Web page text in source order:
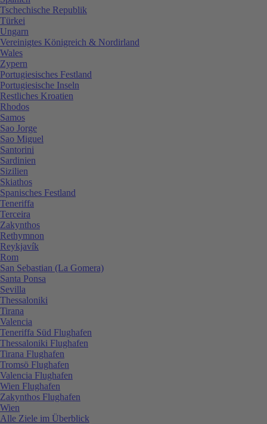
Tschechische Republik
Türkei
Ungarn
Vereinigtes Königreich & Nordirland
Wales
Zypern
Portugiesisches Festland
Portugiesische Inseln
Restliches Kroatien
Rhodos
Samos
Sao Jorge
Sao Miguel
Santorini
Sardinien
Sizilien
Skiathos
Spanisches Festland
Teneriffa
Terceira
Zakynthos
Rethymnon
Reykjavík
Rom
San Sebastian (La Gomera)
Santa Ponsa
Sevilla
Thessaloniki
Tirana
Valencia
Teneriffa Süd Flughafen
Thessaloniki Flughafen
Tirana Flughafen
Tromsö Flughafen
Valencia Flughafen
Wien Flughafen
Zakynthos Flughafen
Wien
Alle Ziele im Überblick